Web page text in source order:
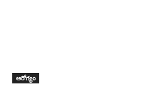
ఆరోగ్యం